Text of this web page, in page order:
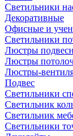
Светильники
Декоративные
Офисные и
Светильники
Люстры
Люстры
Люстры-
Подвес
Светильники
Светильник
Светильник
Светильники